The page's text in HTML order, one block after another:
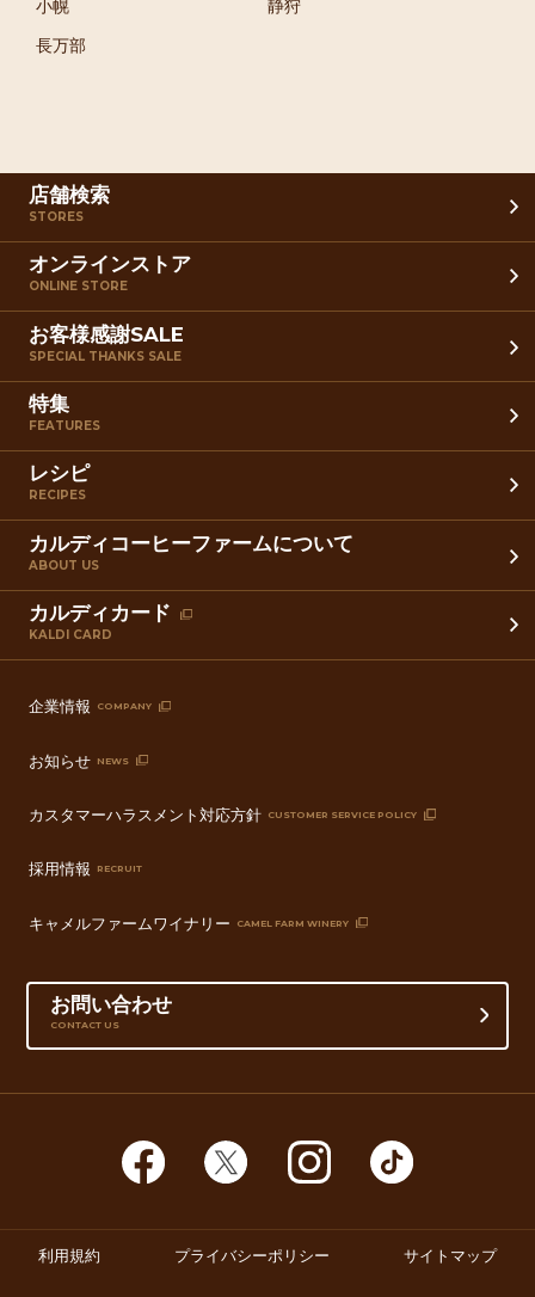
小幌 静狩
長万部
店舗検索
STORES
オンラインストア
ONLINE STORE
お客様感謝SALE
SPECIAL THANKS SALE
特集
FEATURES
レシピ
RECIPES
カルディコーヒーファームについて
ABOUT US
カルディカード
KALDI CARD
企業情報 COMPANY
お知らせ NEWS
カスタマーハラスメント対応方針 CUSTOMER SERVICE POLICY
採用情報 RECRUIT
キャメルファームワイナリー CAMEL FARM WINERY
お問い合わせ
CONTACT US
利用規約 プライバシーポリシー サイトマップ